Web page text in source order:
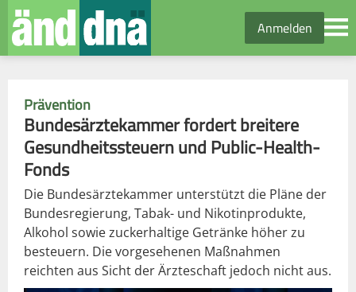
Anmelden
Prävention
Bundesärztekammer fordert breitere
Gesundheitssteuern und Public-Health-
Fonds
Die Bundesärztekammer unterstützt die Pläne der
Bundesregierung, Tabak- und Nikotinprodukte,
Alkohol sowie zuckerhaltige Getränke höher zu
besteuern. Die vorgesehenen Maßnahmen
reichten aus Sicht der Ärzteschaft jedoch nicht aus.